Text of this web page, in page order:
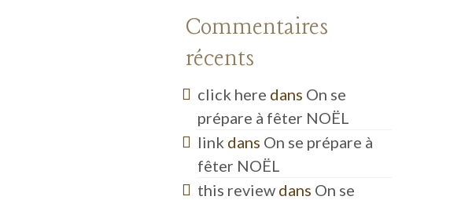
Commentaires
récents
click here dans On se
prépare à fêter NOËL
link dans On se prépare à
fêter NOËL
this reviewdans On se